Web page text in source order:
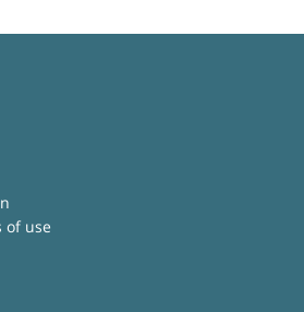
of use